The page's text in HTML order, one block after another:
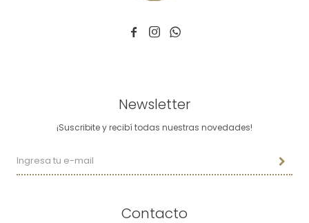
  
Contacto
Newsletter
¡Suscribite y recibí todas nuestras novedades!